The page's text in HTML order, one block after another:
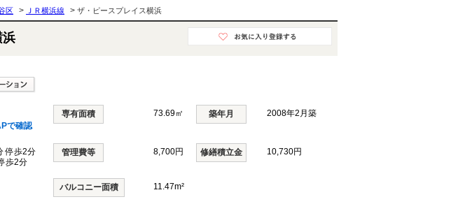
区 > ＪＲ横浜線 > ザ・ピースプレイス横浜
浜
で確認
専有面積 73.69㎡ 築年月 2008年2月築
停歩2分
歩2分
管理費等 8,700円 修繕積立金 10,730円
バルコニー面積 11.47m²